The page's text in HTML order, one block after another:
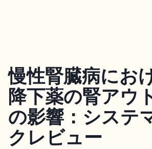
慢性腎臓病にお
降下薬の腎アウ
の影響：システ
クレビュー